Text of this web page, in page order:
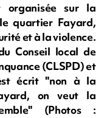
organisée sur la
quartier Fayard,
et à la violence.
Conseil local de
(CLSPD) et
écrit "non à la
on veut la
(Photos :